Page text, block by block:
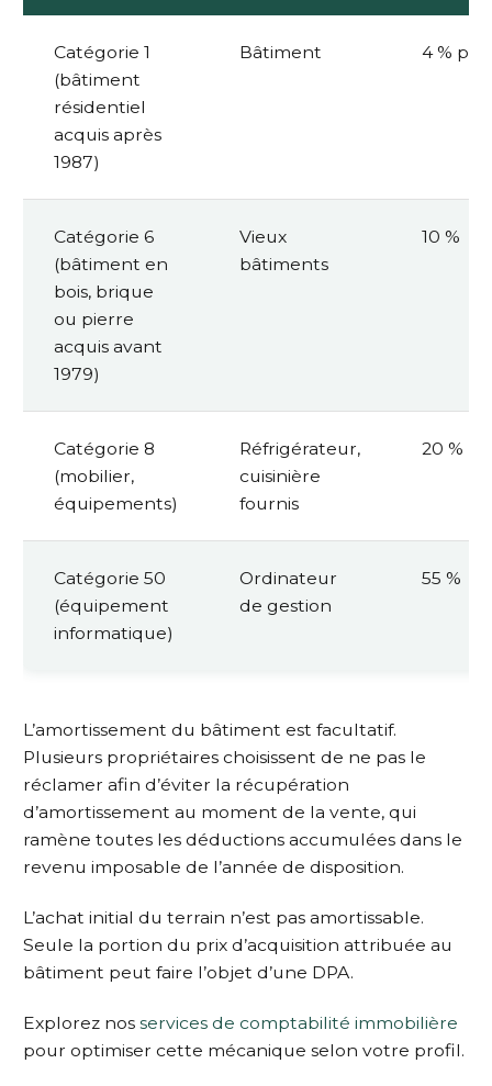
Catégorie 1
(bâtiment
résidentiel
acquis après
1987)
Bâtiment 4 %
Catégorie 6
(bâtiment en
bois, brique
ou pierre
acquis avant
1979)
Vieux
bâtiments
10 %
Catégorie 8
(mobilier,
équipements)
Réfrigérateur,
cuisinière
fournis
20 %
Catégorie 50
(équipement
informatique)
Ordinateur
de gestion
55 %
L’amortissement du bâtiment est facultatif.
Plusieurs propriétaires choisissent de ne pas le
réclamer afin d’éviter la récupération
d’amortissement au moment de la vente, qui
ramène toutes les déductions accumulées dans le
revenu imposable de l’année de disposition.
L’achat initial du terrain n’est pas amortissable.
Seule la portion du prix d’acquisition attribuée au
bâtiment peut faire l’objet d’une DPA.
Explorez nos services de comptabilité immobilière
pour optimiser cette mécanique selon votre profil.